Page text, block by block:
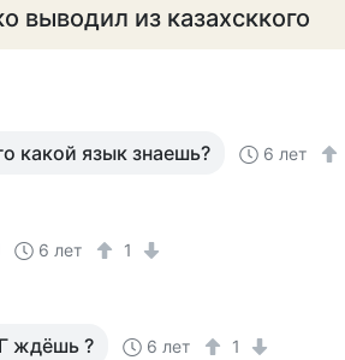
выводил из казахсккого
какой язык знаешь? 6 лет
6 лет 1
ждёшь ? 6 лет 1